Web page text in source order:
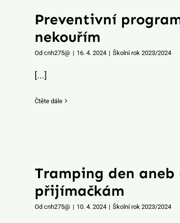
Preventivní
nekouřím
Od cnh275@ | 16. 4. 2024 | Školní rok 2023/2024
[...]
Čtěte dále
Tramping den aneb
přijímačkám
Od cnh275@ | 10. 4. 2024 | Školní rok 2023/2024